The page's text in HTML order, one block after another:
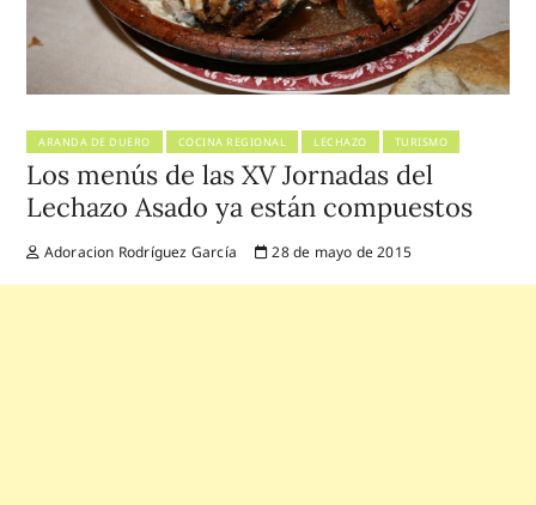
ARANDA DE DUERO COCINA REGIONAL LECHAZO TURISMO
Los menús de las XV Jornadas del
Lechazo Asado ya están compuestos
Adoracion Rodríguez García 28 de mayo de 2015